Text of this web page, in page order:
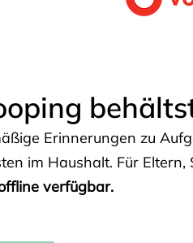
Erinnerungen zu
im Haushalt. Für
verfügbar.